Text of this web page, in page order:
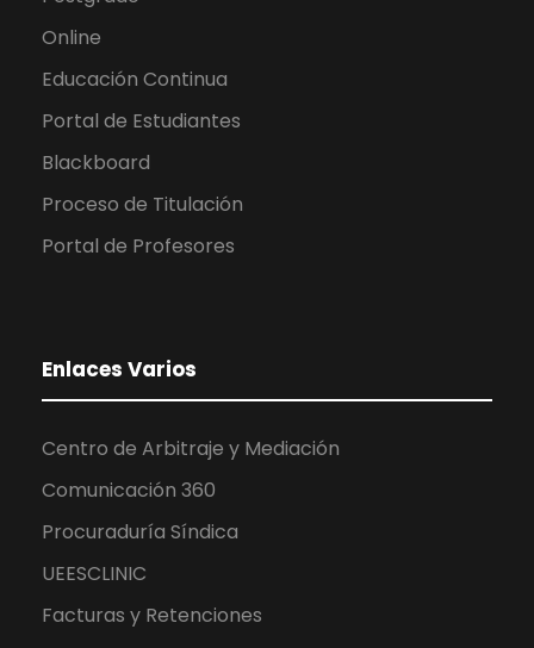
Online
Educación Continua
Portal de Estudiantes
Blackboard
Proceso de Titulación
Portal de Profesores
Enlaces Varios
Centro de Arbitraje y Mediación
Comunicación 360
Procuraduría Síndica
UEESCLINIC
Facturas y Retenciones